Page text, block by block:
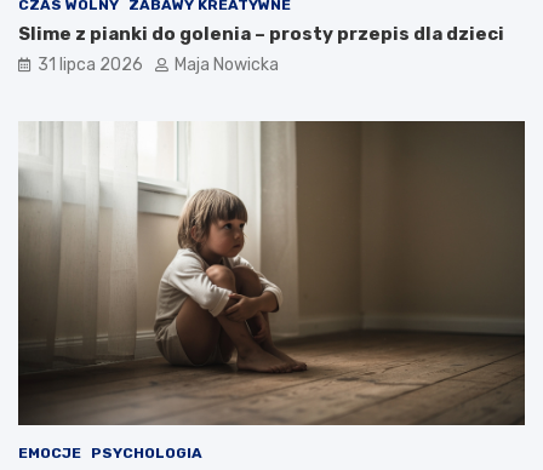
CZAS WOLNY ZABAWY KREATYWNE
Slime z pianki do golenia – prosty przepis dla dzieci
31 lipca 2026 Maja Nowicka
EMOCJE PSYCHOLOGIA